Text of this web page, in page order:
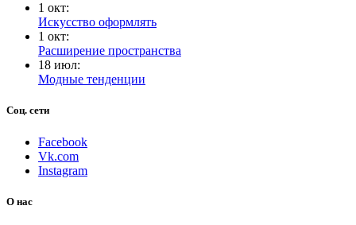
1 окт:
Искусство оформлять
1 окт:
Расширение пространства
18 июл:
Модные тенденции
Соц. сети
Facebook
Vk.com
Instagram
О нас